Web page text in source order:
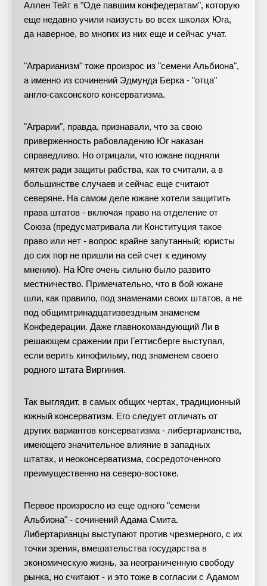
Аллен Тейт в "Оде павшим конфедератам", которую
еще недавно учили наизусть во всех школах Юга,
да наверное, во многих из них еще и сейчас учат.
"Аграрианизм" тоже произрос из "семени Альбиона",
а именно из сочинений Эдмунда Берка - "отца"
англо-саксонского консерватизма.
"Аграрии", правда, признавали, что за свою
приверженность рабовладению Юг наказан
справедливо. Но отрицали, что южане подняли
мятеж ради защиты рабства, как то считали, а в
большинстве случаев и сейчас еще считают
северяне. На самом деле южане хотели защитить
права штатов - включая право на отделение от
Союза (предусматривала ли Конституция такое
право или нет - вопрос крайне запутанный; юристы
до сих пор не пришли на сей счет к единому
мнению). На Юге очень сильно было развито
местничество. Примечательно, что в бой южане
шли, как правило, под знаменами своих штатов, а не
под общимтринадцатизвездным знаменем
Конфедерации. Даже главнокомандующий Ли в
решающем сражении при Геттисберге выступал,
если верить кинофильму, под знаменем своего
родного штата Виргиния.
Так выглядит, в самых общих чертах, традиционный
южный консерватизм. Его следует отличать от
других вариантов консерватизма - либертарианства,
имеющего значительное влияние в западных
штатах, и неоконсерватизма, сосредоточенного
преимущественно на северо-востоке.
Первое произросло из еще одного "семени
Альбиона" - сочинений Адама Смита.
Либертарианцы выступают против чрезмерного, с их
точки зрения, вмешательства государства в
экономическую жизнь, за неограниченную свободу
рынка, но считают - и это тоже в согласии с Адамом